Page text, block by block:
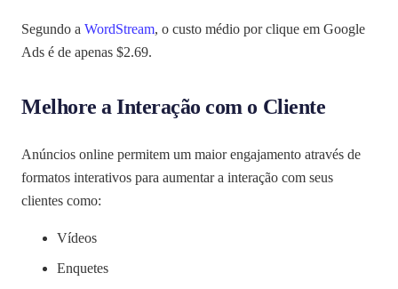
Segundo a WordStream, o custo médio por clique em Google
Ads é de apenas $2.69.
Melhore a Interação com o Cliente
Anúncios online permitem um maior engajamento através de
formatos interativos para aumentar a interação com seus
clientes como:
Vídeos
Enquetes